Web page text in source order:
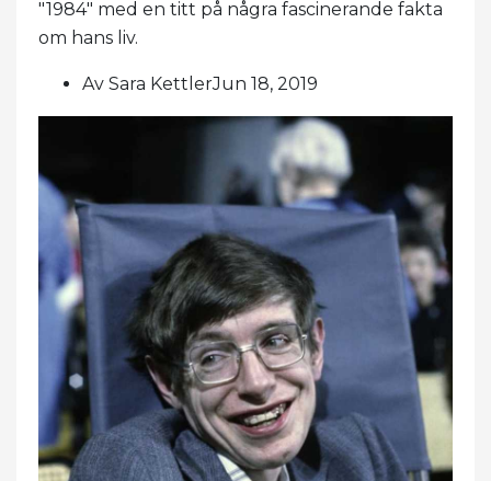
"1984" med en titt på några fascinerande fakta
om hans liv.
Av Sara KettlerJun 18, 2019